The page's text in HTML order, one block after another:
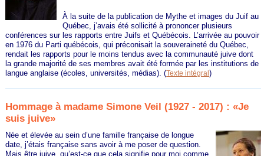
À la suite de la publication de Mythe et images du Juif au
Québec, j’avais été sollicité à prononcer plusieurs
conférences sur les rapports entre Juifs et Québécois. L’arrivée au pouvoir
en 1976 du Parti québécois, qui préconisait la souveraineté du Québec,
rendait les rapports pour le moins tendus avec la communauté juive dont
la grande majorité de ses membres avait été formée par les institutions de
langue anglaise (écoles, universités, médias).(Texte intégral)
Hommage à madame Simone Veil (1927 - 2017) : «Je
suis juive»
Née et élevée au sein d’une famille française de longue
date, j’étais française sans avoir à me poser de question.
Mais être juive, qu’est-ce que cela signifie pour moi comme